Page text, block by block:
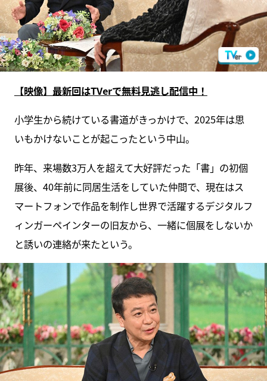
【映像】最新回はTVerで無料見逃し配信中！
小学生から続けている書道がきっかけで、2025年は思
いもかけないことが起こったという中山。
昨年、来場数3万人を超えて大好評だった「書」の初個
展後、40年前に同居生活をしていた仲間で、現在はス
マートフォンで作品を制作し世界で活躍するデジタルフ
ィンガーペインターの旧友から、一緒に個展をしないか
と誘いの連絡が来たという。